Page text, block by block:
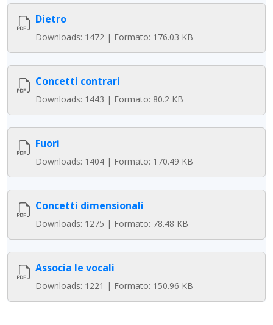
Dietro
Downloads: 1472 | Formato: 176.03 KB
Concetti contrari
Downloads: 1443 | Formato: 80.2 KB
Fuori
Downloads: 1404 | Formato: 170.49 KB
Concetti dimensionali
Downloads: 1275 | Formato: 78.48 KB
Associa le vocali
Downloads: 1221 | Formato: 150.96 KB